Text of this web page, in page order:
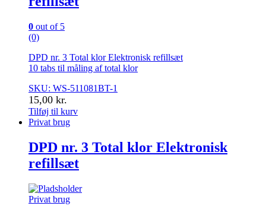
0 out of 5
(0)
DPD nr. 3 Total klor Elektronisk refillsæt
10 tabs til måling af total klor
SKU: WS-511081BT-1
15,00 kr.
Tilføj til kurv
Privat brug
DPD nr. 3 Total klor Elektronisk
refillsæt
Privat brug